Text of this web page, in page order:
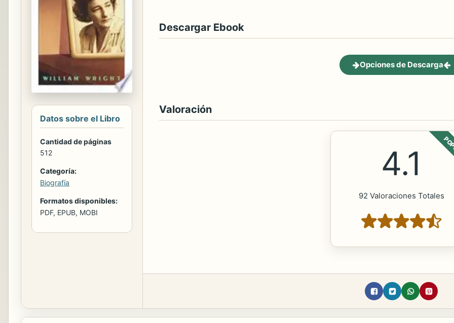
Datos sobre el Libro
Cantidad de páginas
512
Categoría:
Biografía
Formatos disponibles:
PDF, EPUB, MOBI
Descargar Ebook
Opciones de Descarga
Valoración
4.1
92 Valoraciones Totales